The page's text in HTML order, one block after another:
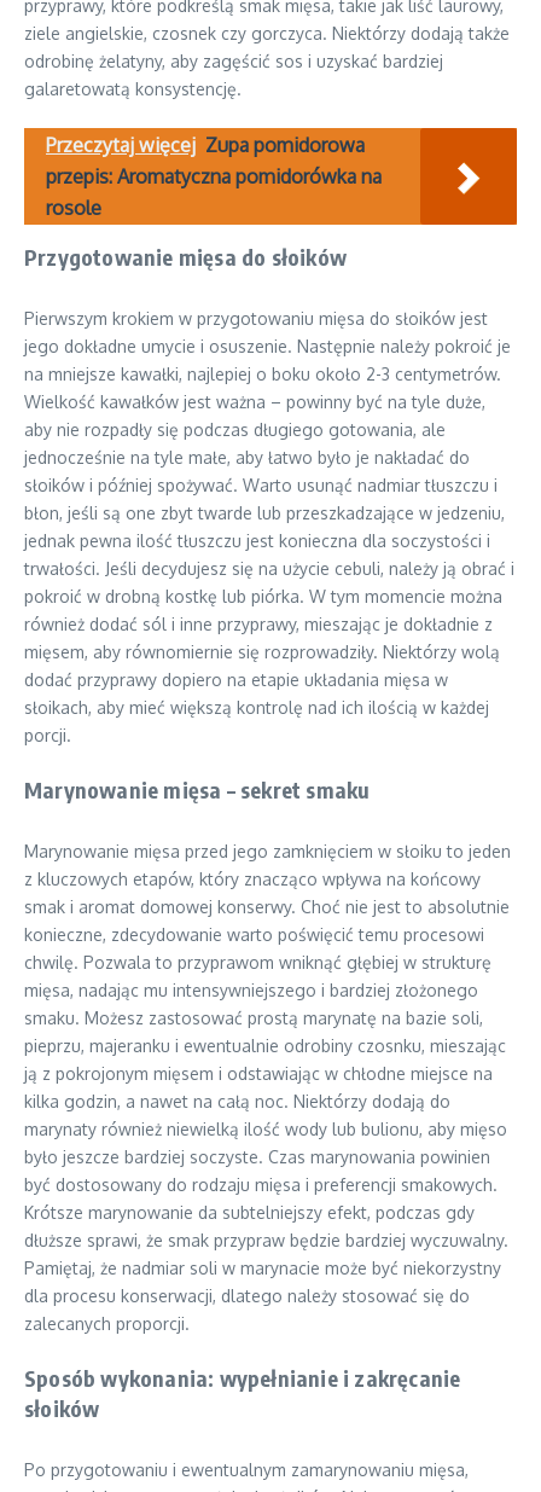
przyprawy, które podkreślą smak mięsa, takie jak liść laurowy,
ziele angielskie, czosnek czy gorczyca. Niektórzy dodają także
odrobinę żelatyny, aby zagęścić sos i uzyskać bardziej
galaretowatą konsystencję.
Przeczytaj więcej Zupa pomidorowa
przepis: Aromatyczna pomidorówka na
rosole
Przygotowanie mięsa do słoików
Pierwszym krokiem w przygotowaniu mięsa do słoików jest
jego dokładne umycie i osuszenie. Następnie należy pokroić je
na mniejsze kawałki, najlepiej o boku około 2-3 centymetrów.
Wielkość kawałków jest ważna – powinny być na tyle duże,
aby nie rozpadły się podczas długiego gotowania, ale
jednocześnie na tyle małe, aby łatwo było je nakładać do
słoików i później spożywać. Warto usunąć nadmiar tłuszczu i
błon, jeśli są one zbyt twarde lub przeszkadzające w jedzeniu,
jednak pewna ilość tłuszczu jest konieczna dla soczystości i
trwałości. Jeśli decydujesz się na użycie cebuli, należy ją obrać i
pokroić w drobną kostkę lub piórka. W tym momencie można
również dodać sól i inne przyprawy, mieszając je dokładnie z
mięsem, aby równomiernie się rozprowadziły. Niektórzy wolą
dodać przyprawy dopiero na etapie układania mięsa w
słoikach, aby mieć większą kontrolę nad ich ilością w każdej
porcji.
Marynowanie mięsa – sekret smaku
Marynowanie mięsa przed jego zamknięciem w słoiku to jeden
z kluczowych etapów, który znacząco wpływa na końcowy
smak i aromat domowej konserwy. Choć nie jest to absolutnie
konieczne, zdecydowanie warto poświęcić temu procesowi
chwilę. Pozwala to przyprawom wniknąć głębiej w strukturę
mięsa, nadając mu intensywniejszego i bardziej złożonego
smaku. Możesz zastosować prostą marynatę na bazie soli,
pieprzu, majeranku i ewentualnie odrobiny czosnku, mieszając
ją z pokrojonym mięsem i odstawiając w chłodne miejsce na
kilka godzin, a nawet na całą noc. Niektórzy dodają do
marynaty również niewielką ilość wody lub bulionu, aby mięso
było jeszcze bardziej soczyste. Czas marynowania powinien
być dostosowany do rodzaju mięsa i preferencji smakowych.
Krótsze marynowanie da subtelniejszy efekt, podczas gdy
dłuższe sprawi, że smak przypraw będzie bardziej wyczuwalny.
Pamiętaj, że nadmiar soli w marynacie może być niekorzystny
dla procesu konserwacji, dlatego należy stosować się do
zalecanych proporcji.
Sposób wykonania: wypełnianie i zakręcanie
słoików
Po przygotowaniu i ewentualnym zamarynowaniu mięsa,